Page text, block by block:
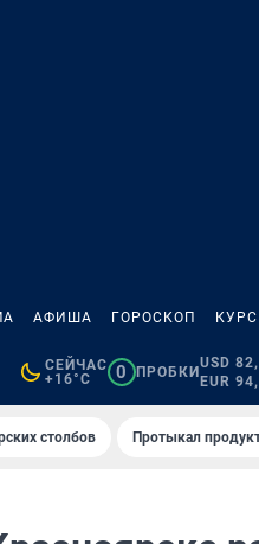
АФИША ГОРОСКОП
СЕЙЧАС
+16°C
0 ПРОБКИ
USD
EUR
столбов Протыкал